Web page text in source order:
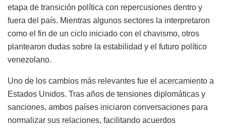
etapa de transición política con repercusiones dentro y
fuera del país. Mientras algunos sectores la interpretaron
como el fin de un ciclo iniciado con el chavismo, otros
plantearon dudas sobre la estabilidad y el futuro político
venezolano.
Uno de los cambios más relevantes fue el acercamiento a
Estados Unidos. Tras años de tensiones diplomáticas y
sanciones, ambos países iniciaron conversaciones para
normalizar sus relaciones, facilitando acuerdos